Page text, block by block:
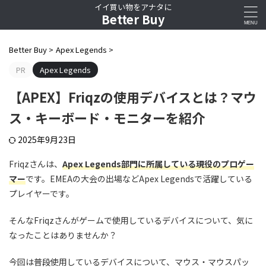
イイ買い物をアナタに
Better Buy
Better Buy > Apex Legends >
PR
Apex Legends
【APEX】Friqzの使用デバイスとは？マウ
ス・キーボード・モニターを紹介
2025年9月23日
Friqzさんは、 Apex Legends部門に所属している現役のプロゲー
マーです。EMEAの大会の出場などApex Legendsで活躍している
プレイヤーです。
そんなFriqzさんがゲームで使用しているデバイスについて、気に
なったことはありませんか？
今回は普段使用しているデバイスについて、マウス・マウスパッ